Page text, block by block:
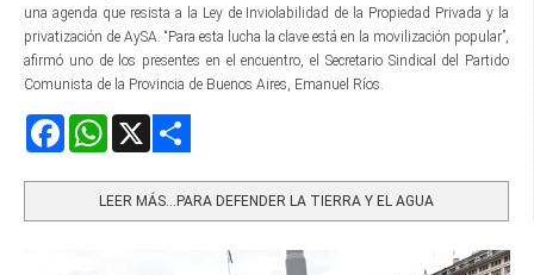
una agenda que resista a la Ley de Inviolabilidad de la Propiedad Privada y la
privatización de AySA. “Para esta lucha la clave está en la movilización popular”,
afirmó uno de los presentes en el encuentro, el Secretario Sindical del Partido
Comunista de la Provincia de Buenos Aires, Emanuel Ríos.
FacebookWhatsApp
LEER MÁS…PARA DEFENDER LA TIERRA Y EL AGUA